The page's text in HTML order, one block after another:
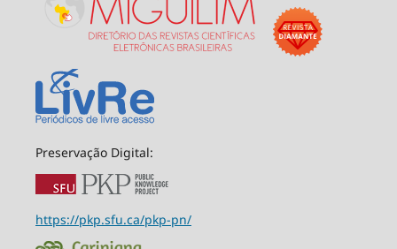
Preservação Digital:
https://pkp.sfu.ca/pkp-pn/